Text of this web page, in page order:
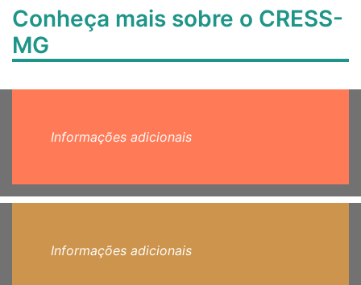
Conheça mais sobre o CRESS-
MG
Informações adicionais
Informações adicionais